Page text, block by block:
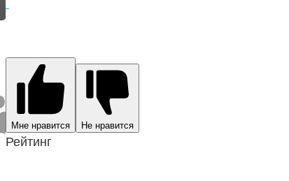
Мне нравится Не нравится
Рейтинг